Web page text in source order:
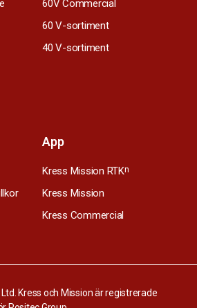
60V Commercial
60 V-sortiment
40 V-sortiment
App
Kress Mission RTKn
Kress Mission
Kress Commercial
Kress och Mission är registrerade